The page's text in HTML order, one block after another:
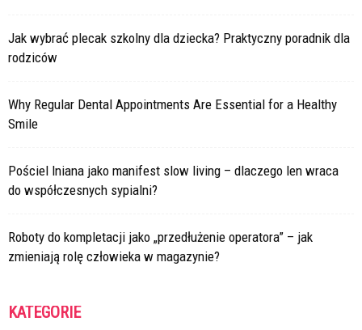
Jak wybrać plecak szkolny dla dziecka? Praktyczny poradnik dla
rodziców
Why Regular Dental Appointments Are Essential for a Healthy
Smile
Pościel lniana jako manifest slow living – dlaczego len wraca
do współczesnych sypialni?
Roboty do kompletacji jako „przedłużenie operatora” – jak
zmieniają rolę człowieka w magazynie?
KATEGORIE